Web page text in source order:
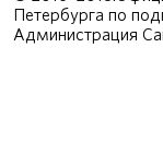
Петербурга по
Администрация